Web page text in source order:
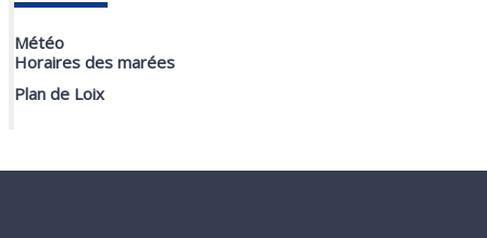
Météo
Horaires des marées
Plan de Loix